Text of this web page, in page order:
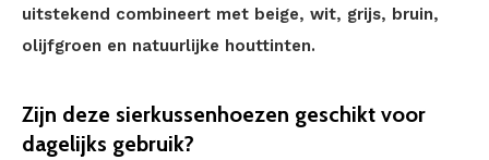
uitstekend combineert met beige, wit, grijs, bruin,
olijfgroen en natuurlijke houttinten.
Zijn deze sierkussenhoezen geschikt voor
dagelijks gebruik?